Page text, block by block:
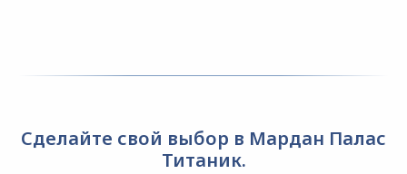
Сделайте свой выбор в Мардан Палас
Титаник.